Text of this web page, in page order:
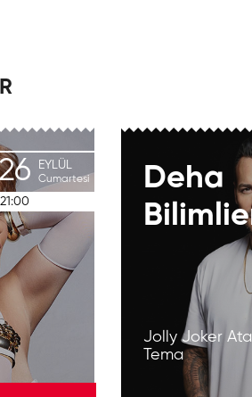
EYLÜL
Cumartesi
21:00
Deha
Jolly Joker
Tema